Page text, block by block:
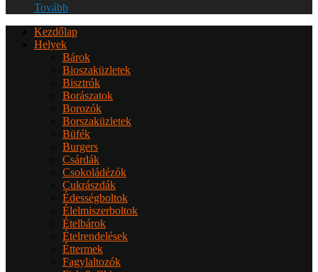
Tovább
Kezdőlap
Helyek
Bárok
Bioszaküzletek
Bisztrók
Borászatok
Borozók
Borszaküzletek
Büfék
Burgers
Csárdák
Csokoládézók
Cukrászdák
Édességboltok
Élelmiszerboltok
Ételbárok
Ételrendelések
Éttermek
Fagylaltozók